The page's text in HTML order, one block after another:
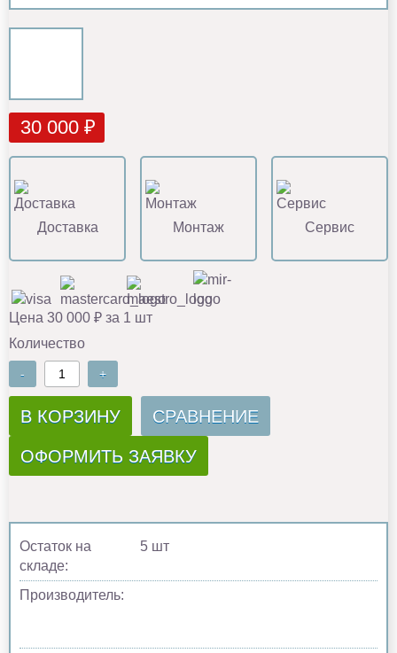
30 000 ₽
Доставка Монтаж Сервис
Цена 30 000 ₽ за 1 шт
Количество
- +
В КОРЗИНУ СРАВНЕНИЕ
ОФОРМИТЬ ЗАЯВКУ
Остаток на
складе:
5 шт
Производитель: